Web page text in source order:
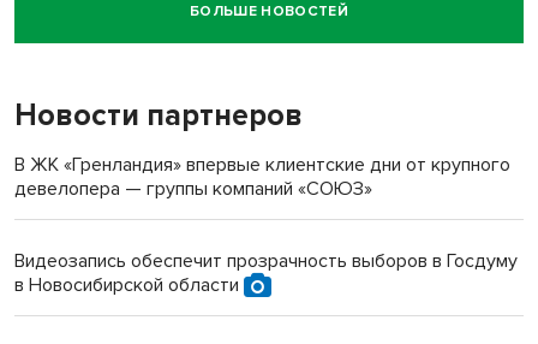
Новосибирский суд наказал водителя за смерть
пенсионерки на вокзале
«Мы живём на пастбище!»: в новосибирском селе лошади
терроризируют жителей
Новосибирский преподаватель с женой вошли в топ-16
БОЛЬШЕ НОВОСТЕЙ
Новости партнеров
В ЖК «Гренландия» впервые клиентские дни от крупного
девелопера — группы компаний «СОЮЗ»
Видеозапись обеспечит прозрачность выборов в Госдуму
в Новосибирской области